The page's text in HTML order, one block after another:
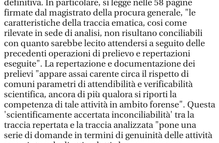
definitiva. In particolare, si legge nelle 58 pagine
firmate dal magistrato della procura generale, "le
caratteristiche della traccia ematica, cosi come
rilevate in sede di analisi, non risultano conciliabili
con quanto sarebbe lecito attendersi a seguito delle
precedenti operazioni di prelievo e repertazioni
eseguite". La repertazione e documentazione dei
prelievi "appare assai carente circa il rispetto di
comuni parametri di attendibilità e verificabilità
scientifica, ancora di più qualora si riporti la
competenza di tale attività in ambito forense". Questa
'scientificamente accertata inconciliabilità' tra la
traccia repertata e la traccia analizzata "pone una
serie di domande in termini di genuinità delle attività